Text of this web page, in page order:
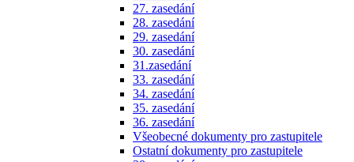
27. zasedání
28. zasedání
29. zasedání
30. zasedání
31.zasedání
33. zasedání
34. zasedání
35. zasedání
36. zasedání
Všeobecné dokumenty pro zastupitele
Ostatní dokumenty pro zastupitele